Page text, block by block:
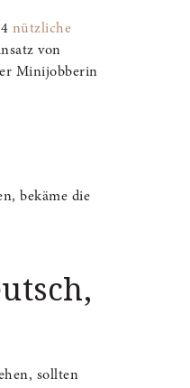
nützliche
von
Minijobberin
bekäme die
sollten